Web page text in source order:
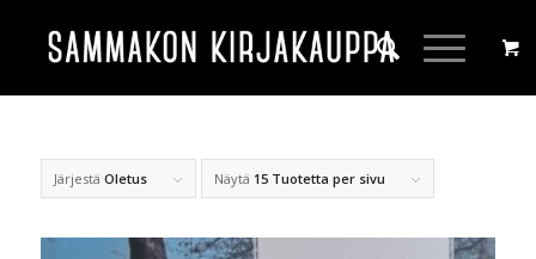
Järjestä Oletus Näytä 15 Tuotetta per sivu